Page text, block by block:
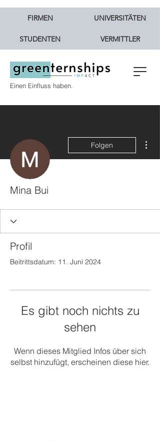
Einen Einfluss haben.
FIRMEN UNIVERSITÄTEN
STUDENTEN VERMITTLER
Folgen
Mina Bui
Profil
Beitrittsdatum: 11. Juni 2024
Es gibt noch nichts zu
sehen
Wenn dieses Mitglied Infos über sich
selbst hinzufügt, erscheinen diese hier.